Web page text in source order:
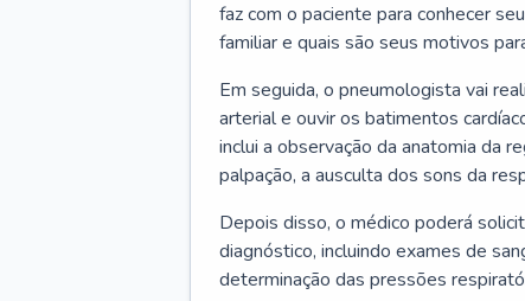
faz com o paciente para conhecer
familiar e quais são seus motivos
Em seguida, o pneumologista vai
arterial e ouvir os batimentos
inclui a observação da anatomia da
palpação, a ausculta dos sons da
Depois disso, o médico poderá
diagnóstico, incluindo exames de
determinação das pressões